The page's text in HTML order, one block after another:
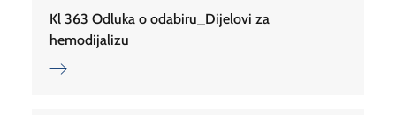
Kl 363 Odluka o odabiru_Dijelovi za
hemodijalizu